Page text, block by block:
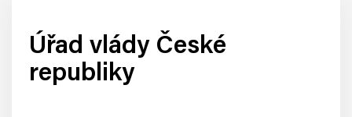
Úřad vlády České
republiky